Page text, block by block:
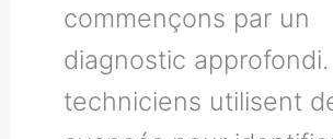
commençons par un
diagnostic
techniciens utilisent